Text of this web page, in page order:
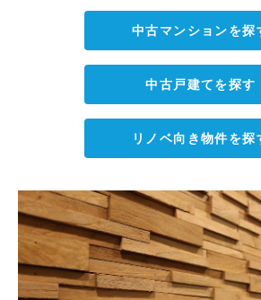
中古マンションを探
中古戸建てを探す
リノベ向き物件を探